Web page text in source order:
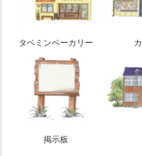
タベミンベーカリー
掲示板